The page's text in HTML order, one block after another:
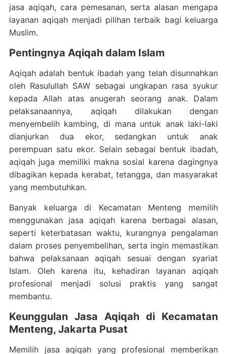
jasa aqiqah, cara pemesanan, serta alasan mengapa
layanan aqiqah menjadi pilihan terbaik bagi keluarga
Muslim.
Pentingnya Aqiqah dalam Islam
Aqiqah adalah bentuk ibadah yang telah disunnahkan
oleh Rasulullah SAW sebagai ungkapan rasa syukur
kepada Allah atas anugerah seorang anak. Dalam
pelaksanaannya, aqiqah dilakukan dengan
menyembelih kambing, di mana untuk anak laki-laki
dianjurkan dua ekor, sedangkan untuk anak
perempuan satu ekor. Selain sebagai bentuk ibadah,
aqiqah juga memiliki makna sosial karena dagingnya
dibagikan kepada kerabat, tetangga, dan masyarakat
yang membutuhkan.
Banyak keluarga di Kecamatan Menteng memilih
menggunakan jasa aqiqah karena berbagai alasan,
seperti keterbatasan waktu, kurangnya pengalaman
dalam proses penyembelihan, serta ingin memastikan
bahwa pelaksanaan aqiqah sesuai dengan syariat
Islam. Oleh karena itu, kehadiran layanan aqiqah
profesional menjadi solusi praktis yang sangat
membantu.
Keunggulan Jasa Aqiqah di Kecamatan
Menteng, Jakarta Pusat
Memilih jasa aqiqah yang profesional memberikan